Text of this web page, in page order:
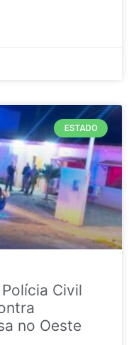
ESTADO
Civil
no Oeste